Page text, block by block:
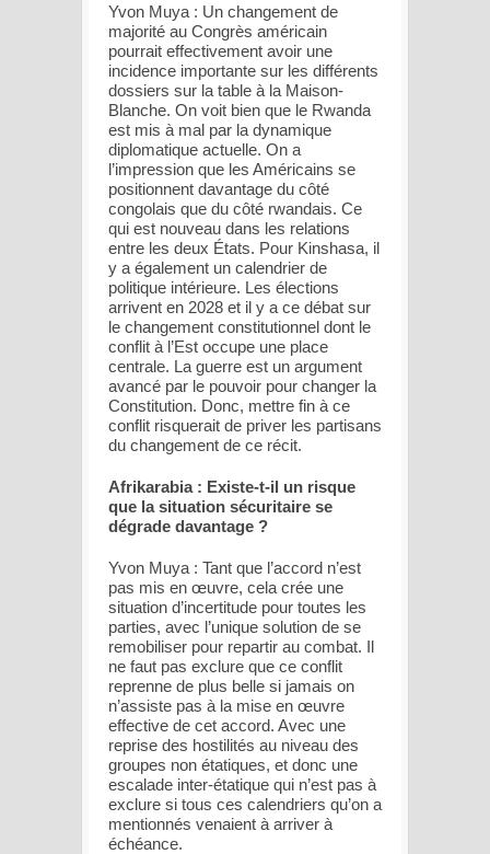
Yvon Muya : Un changement de
majorité au Congrès américain
pourrait effectivement avoir une
incidence importante sur les différents
dossiers sur la table à la Maison-
Blanche. On voit bien que le Rwanda
est mis à mal par la dynamique
diplomatique actuelle. On a
l’impression que les Américains se
positionnent davantage du côté
congolais que du côté rwandais. Ce
qui est nouveau dans les relations
entre les deux États. Pour Kinshasa, il
y a également un calendrier de
politique intérieure. Les élections
arrivent en 2028 et il y a ce débat sur
le changement constitutionnel dont le
conflit à l’Est occupe une place
centrale. La guerre est un argument
avancé par le pouvoir pour changer la
Constitution. Donc, mettre fin à ce
conflit risquerait de priver les partisans
du changement de ce récit.
Afrikarabia : Existe-t-il un risque
que la situation sécuritaire se
dégrade davantage ?
Yvon Muya : Tant que l’accord n’est
pas mis en œuvre, cela crée une
situation d’incertitude pour toutes les
parties, avec l’unique solution de se
remobiliser pour repartir au combat. Il
ne faut pas exclure que ce conflit
reprenne de plus belle si jamais on
n’assiste pas à la mise en œuvre
effective de cet accord. Avec une
reprise des hostilités au niveau des
groupes non étatiques, et donc une
escalade inter-étatique qui n’est pas à
exclure si tous ces calendriers qu’on a
mentionnés venaient à arriver à
échéance.